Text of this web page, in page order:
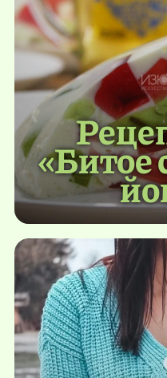
«Битое